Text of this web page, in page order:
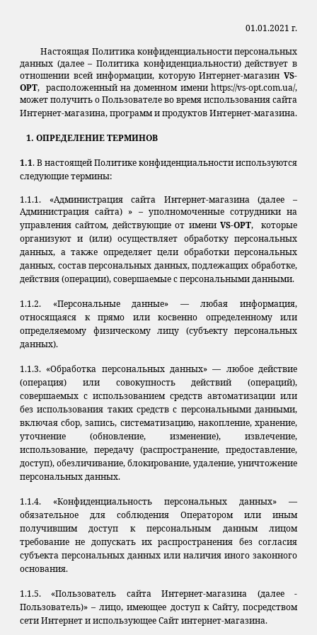
01.01.2021 г.
Настоящая Политика конфиденциальности персональных
данных (далее – Политика конфиденциальности) действует в
отношении всей информации, которую Интернет-магазин VS-
OPT, расположенный на доменном имени https://vs-opt.com.ua/,
может получить о Пользователе во время использования сайта
Интернет-магазина, программ и продуктов Интернет-магазина.
1. ОПРЕДЕЛЕНИЕ ТЕРМИНОВ
1.1. В настоящей Политике конфиденциальности используются
следующие термины:
1.1.1. «Администрация сайта Интернет-магазина (далее –
Администрация сайта) » – уполномоченные сотрудники на
управления сайтом, действующие от имени VS-OPT, которые
организуют и (или) осуществляет обработку персональных
данных, а также определяет цели обработки персональных
данных, состав персональных данных, подлежащих обработке,
действия (операции), совершаемые с персональными данными.
1.1.2. «Персональные данные» — любая информация,
относящаяся к прямо или косвенно определенному или
определяемому физическому лицу (субъекту персональных
данных).
1.1.3. «Обработка персональных данных» — любое действие
(операция) или совокупность действий (операций),
совершаемых с использованием средств автоматизации или
без использования таких средств с персональными данными,
включая сбор, запись, систематизацию, накопление, хранение,
уточнение (обновление, изменение), извлечение,
использование, передачу (распространение, предоставление,
доступ), обезличивание, блокирование, удаление, уничтожение
персональных данных.
1.1.4. «Конфиденциальность персональных данных» —
обязательное для соблюдения Оператором или иным
получившим доступ к персональным данным лицом
требование не допускать их распространения без согласия
субъекта персональных данных или наличия иного законного
основания.
1.1.5. «Пользователь сайта Интернет-магазина (далее ‑
Пользователь)» – лицо, имеющее доступ к Сайту, посредством
сети Интернет и использующее Сайт интернет-магазина.